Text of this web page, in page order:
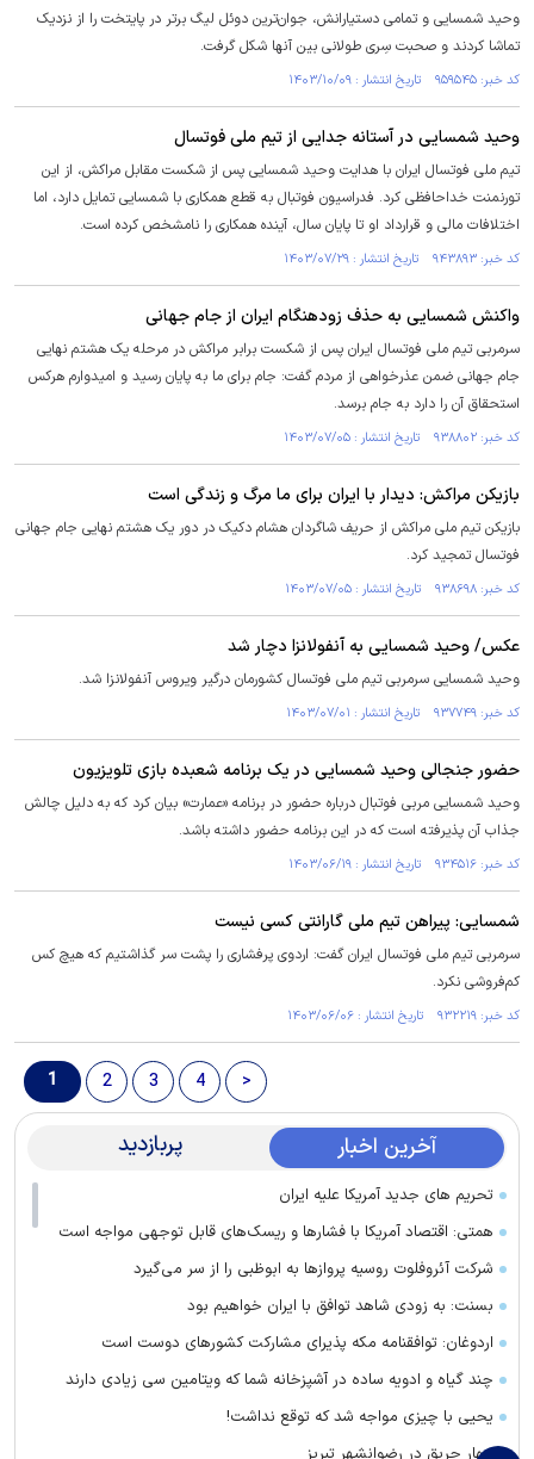
وحید شمسایی و تمامی دستیارانش، جوان‌ترین دوئل لیگ برتر در پایتخت را از نزدیک
تماشا کردند و صحبت سِری طولانی بین آنها شکل گرفت.
کد خبر: ۹۵۹۵۴۵ تاریخ انتشار : ۱۴۰۳/۱۰/۰۹
وحید شمسایی در آستانه جدایی از تیم ملی فوتسال
تیم ملی فوتسال ایران با هدایت وحید شمسایی پس از شکست مقابل مراکش، از این
تورنمنت خداحافظی کرد. فدراسیون فوتبال به قطع همکاری با شمسایی تمایل دارد، اما
اختلافات مالی و قرارداد او تا پایان سال، آینده همکاری را نامشخص کرده است.
کد خبر: ۹۴۳۸۹۳ تاریخ انتشار : ۱۴۰۳/۰۷/۲۹
واکنش شمسایی به حذف زودهنگام ایران از جام جهانی
سرمربی تیم ملی فوتسال ایران پس از شکست برابر مراکش در مرحله یک هشتم نهایی
جام جهانی ضمن عذرخواهی از مردم گفت: جام برای ما به پایان رسید و امیدوارم هرکس
استحقاق آن را دارد به جام برسد.
کد خبر: ۹۳۸۸۰۲ تاریخ انتشار : ۱۴۰۳/۰۷/۰۵
بازیکن مراکش: دیدار با ایران برای ما مرگ و زندگی است
بازیکن تیم ملی مراکش از حریف شاگردان هشام دکیک در دور یک هشتم نهایی جام جهانی
فوتسال تمجید کرد.
کد خبر: ۹۳۸۶۹۸ تاریخ انتشار : ۱۴۰۳/۰۷/۰۵
عکس/ وحید شمسایی به آنفولانزا دچار شد
وحید شمسایی سرمربی تیم ملی فوتسال کشورمان درگیر ویروس آنفولانزا شد.
کد خبر: ۹۳۷۷۴۹ تاریخ انتشار : ۱۴۰۳/۰۷/۰۱
حضور جنجالی وحید شمسایی در یک برنامه شعبده بازی تلویزیون
وحید شمسایی مربی فوتبال درباره حضور در برنامه «عمارت» بیان کرد که به دلیل چالش
جذاب آن پذیرفته است که در این برنامه حضور داشته باشد.
کد خبر: ۹۳۴۵۱۶ تاریخ انتشار : ۱۴۰۳/۰۶/۱۹
شمسایی: پیراهن تیم ملی گارانتی کسی نیست
سرمربی تیم ملی فوتسال ایران گفت: اردوی پرفشاری را پشت سر گذاشتیم که هیچ کس
کم‌فروشی نکرد.
کد خبر: ۹۳۲۲۱۹ تاریخ انتشار : ۱۴۰۳/۰۶/۰۶
1 2 3 4 >
آخرین اخبار پربازدید
تحریم های جدید آمریکا علیه ایران
همتی: اقتصاد آمریکا با فشارها و ریسک‌های قابل توجهی مواجه است
شرکت آئروفلوت روسیه پرواز‌ها به ابوظبی را از سر می‌گیرد
بسنت: به زودی شاهد توافق با ایران خواهیم بود
اردوغان: توافقنامه مکه پذیرای مشارکت کشور‌های دوست است
چند گیاه و ادویه ساده در آشپزخانه شما که ویتامین سی زیادی دارند
یحیی با چیزی مواجه شد که توقع نداشت!
مهار حریق در رضوانشهر تبریز